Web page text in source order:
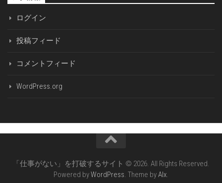
ログイン
投稿フィード
コメントフィード
WordPress.org
「仕事がない」を打破するサイト © 2026. All Rights Reserved.
Powered byWordPress. Theme byAlx.